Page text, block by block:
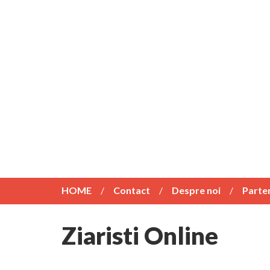
HOME Contact Despre noi
Ziaristi Online